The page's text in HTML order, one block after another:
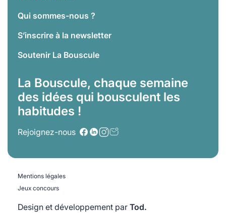
Qui sommes-nous ?
S’inscrire à la newsletter
Soutenir La Bouscule
La Bouscule, chaque semaine
des idées qui bousculent les
habitudes !
Rejoignez-nous
Mentions légales
Jeux concours
Design et développement par Tod.